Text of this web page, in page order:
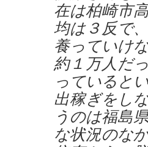
在は柏崎市
均は３反で
養っていけ
約１万人だ
っているとい
出稼ぎをし
うのは福島
な状況のな